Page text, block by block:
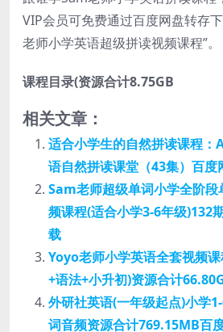
VIP会员可免费通过百度网盘转存
老师小学英语超级拼读视频课程”。
课程目录(资源合计8.75GB
相关文章：
适合小学生的自然拼读课程
语自然拼读课堂（43集）百度
Sam老师超级单词小学全阶
频课程(适合小学3-6年级)132
载
Yoyo老师小学英语全套视频
+语法+小升初)资源合计
外研社英语(一年级起点)小学
词音频资源合计769.15MB百